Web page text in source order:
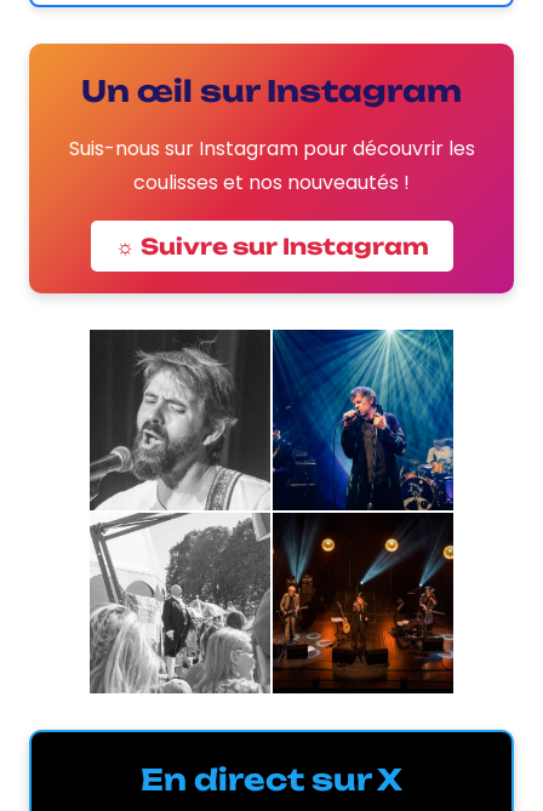
Un œil sur Instagram
Suis-nous sur Instagram pour découvrir les
coulisses et nos nouveautés !
☼ Suivre sur Instagram
En direct sur X